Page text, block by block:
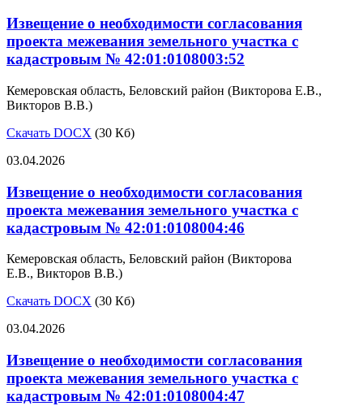
Извещение о необходимости согласования
проекта межевания земельного участка с
кадастровым № 42:01:0108003:52
Кемеровская область, Беловский район (Викторова Е.В.,
Викторов В.В.)
Скачать DOCX (30 Кб)
03.04.2026
Извещение о необходимости согласования
проекта межевания земельного участка с
кадастровым № 42:01:0108004:46
Кемеровская область, Беловский район (Викторова
Е.В., Викторов В.В.)
Скачать DOCX (30 Кб)
03.04.2026
Извещение о необходимости согласования
проекта межевания земельного участка с
кадастровым № 42:01:0108004:47